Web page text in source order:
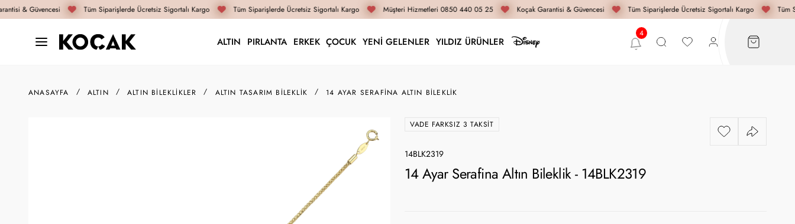
& Güvencesi Tüm Siparişlerde Ücretsiz Sigortalı Kargo Tüm Siparişlerde Ücretsiz Sigortalı Kargo Müşteri Hizmetleri 0850 440 05 25 Koçak Garantisi & Güvencesi Tüm Siparişlerde Ücretsiz Sigortalı Kargo Tüm
ALTIN PIRLANTA ERKEK ÇOCUK YENİ GELENLER YILDIZ ÜRÜNLER
ANASAYFA ALTIN ALTIN BILEKLIKLER ALTIN TASARIM BILEKLIK 14 AYAR SERAFINA ALTIN BILEKLIK
VADE FARKSIZ 3 TAKSIT
14BLK2319
14 Ayar Serafina Altın Bileklik - 14BLK2319